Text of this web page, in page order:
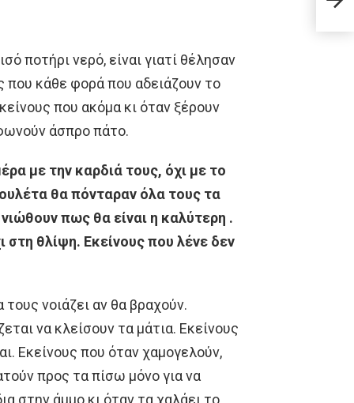
ποτήρι νερό, είναι γιατί θέλησαν
που κάθε φορά που αδειάζουν το
που ακόμα κι όταν ξέρουν
άσπρο πάτο.
με την καρδιά τους, όχι με το
θα πόνταραν όλα τους τα
πως θα είναι η καλύτερη .
θλίψη. Εκείνους που λένε δεν
νοιάζει αν θα βραχούν.
να κλείσουν τα μάτια. Εκείνους
Εκείνους που όταν χαμογελούν,
προς τα πίσω μόνο για να
στην άμμο κι όταν τα χαλάει το